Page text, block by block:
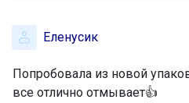
Еленусик
Попробовала из новой
все отлично отмывает👍